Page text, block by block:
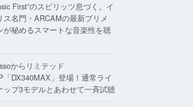
First”のスピリッツ息づく。イ
ス名門・ARCAMの最新プリメ
が秘めるスマートな音楽性を聴
からリミテッド
「DX340MAX」登場！通常ライ
ップ3モデルとあわせて一斉試聴